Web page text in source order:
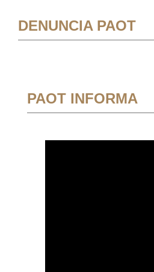
DENUNCIA PAOT
PAOT INFORMA